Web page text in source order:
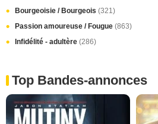
Bourgeoisie / Bourgeois (321)
Passion amoureuse / Fougue (863)
Infidélité - adultère (286)
Top Bandes-annonces